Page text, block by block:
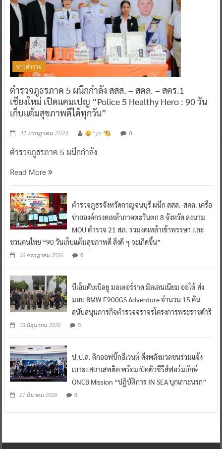
ข่าวตำรวจ
ตำรวจภูธรภาค 5 ผนึกกำลัง สสส. – สคล. – สคร.1
เชียงใหม่ เปิดแคมเปญ “Police 5 Healthy Hero : 90 วัน
เก็บแต้มสุขภาพดีได้ทุกวัน”
31 กรกฎาคม 2026 ^ jo ^ 0
ตำรวจภูธรภาค 5 ผนึกกำลัง
Read More
ตำรวจภูธรจังหวัดกาญจนบุรี ผนึก สสส.-สคล. เครือ
ข่ายองค์กรงดเหล้าภาคตะวันตก 8 จังหวัด ลงนาม
MOU ตำรวจ 21 สภ. ร่วมงดเหล้าเข้าพรรษา และ
ชวนคนไทย “90 วันเก็บแต้มสุขภาพดี สิ่งดี ๆ จะเกิดขึ้น”
10 กรกฎาคม 2026 0
บีเอ็มดับเบิลยู มอเตอร์ราด มิลเลนเนียม ออโต้ ส่ง
มอบ BMW F900GS Adventure จำนวน 15 คัน
สนับสนุนภารกิจตำรวจจราจรโครงการพระราชดำริ
13 มิถุนายน 2026 0
ป.ป.ส. คิกออฟบิ๊กอีเวนต์ ดึงพลังมวลชนร่วมแจ้ง
เบาะแสยาเสพติด พร้อมเปิดตัวซีรีส์ฟอร์มยักษ์
ONCB Mission “ปฏิบัติการ IN SEA บุกเกาะนรก”
21 มีนาคม 2026 0